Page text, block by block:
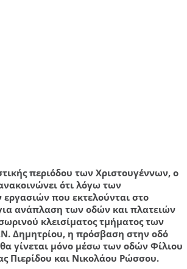
περιόδου των Χριστουγέννων, ο
ότι λόγω των
που εκτελούνται στο
ανάπλαση των οδών και πλατειών
κλεισίματος τμήματος των
Δημητρίου, η πρόσβαση στην οδό
γίνεται μόνο μέσω των οδών Φίλιου
Πιερίδου και Νικολάου Ρώσσου.